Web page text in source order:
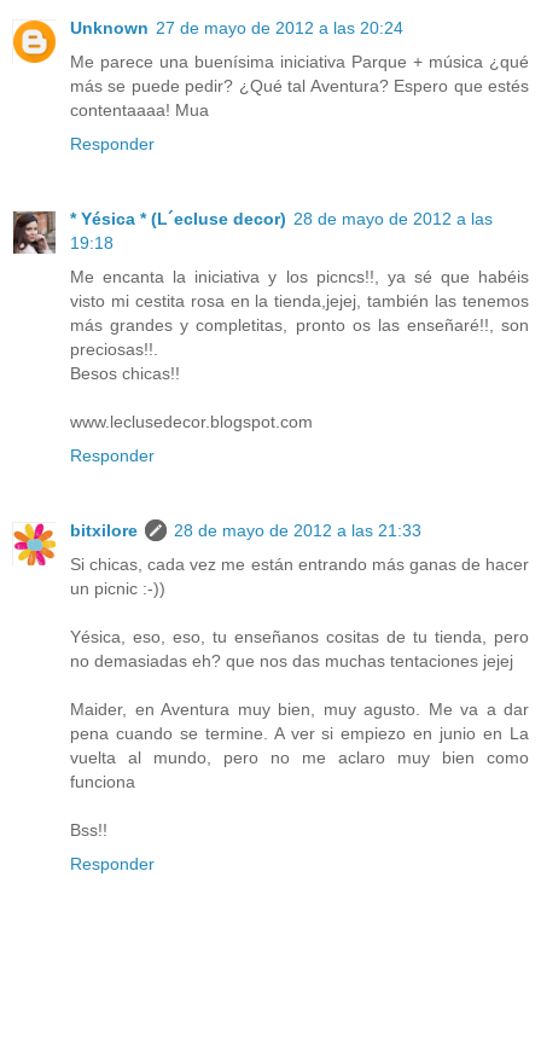
Unknown 27 de mayo de 2012 a las 20:24
Me parece una buenísima iniciativa Parque + música ¿qué
más se puede pedir? ¿Qué tal Aventura? Espero que estés
contentaaaa! Mua
Responder
* Yésica * (L´ecluse decor) 28 de mayo de 2012 a las
19:18
Me encanta la iniciativa y los picncs!!, ya sé que habéis
visto mi cestita rosa en la tienda,jejej, también las tenemos
más grandes y completitas, pronto os las enseñaré!!, son
preciosas!!.
Besos chicas!!
www.leclusedecor.blogspot.com
Responder
bitxilore
28 de mayo de 2012 a las 21:33
Si chicas, cada vez me están entrando más ganas de hacer
un picnic :-))
Yésica, eso, eso, tu enseñanos cositas de tu tienda, pero
no demasiadas eh? que nos das muchas tentaciones jejej
Maider, en Aventura muy bien, muy agusto. Me va a dar
pena cuando se termine. A ver si empiezo en junio en La
vuelta al mundo, pero no me aclaro muy bien como
funciona
Bss!!
Responder